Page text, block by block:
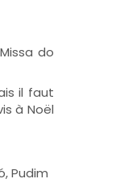
do
il faut
à Noël
Pudim